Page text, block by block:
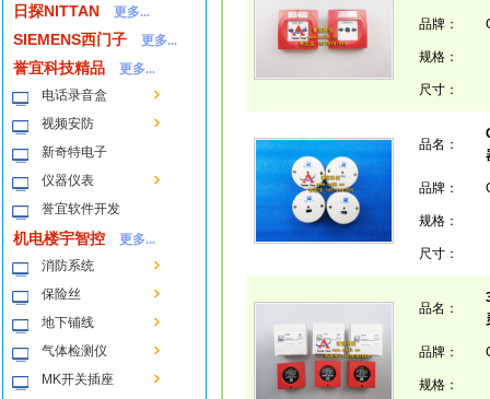
日探NITTAN 更多...
SIEMENS西门子 更多...
誉宜科技精品
更多...
电话录音盒
视频安防
新奇特电子
仪器仪表
誉宜软件开发
机电楼宇智控
更多...
消防系统
保险丝
地下铺线
气体检测仪
MK开关插座
品牌：
规格：
尺寸：
品名：
品牌：
规格：
尺寸：
品名：
品牌：
规格：